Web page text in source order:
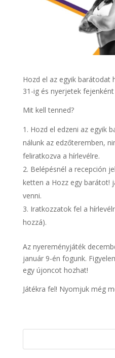
Hozd el az egyik barátodat
31-ig és nyerjetek
Mit kell tenned?
Hozd el edzeni az egyik
nálunk az edzőteremben,
feliratkozva a hírlevélre.
Belépésnél a recepción
ketten a Hozz egy barátot!
venni.
Iratkozzatok fel a
hozzá).
Az nyereményjáték
január 9-én fogunk.
egy újoncot hozhat!
Játékra fel! Nyomjuk még